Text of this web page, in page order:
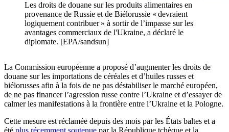
Les droits de douane sur les produits alimentaires en
provenance de Russie et de Biélorussie « devraient
logiquement contribuer » à sortir de l’impasse sur les
avantages commerciaux de l'Ukraine, a déclaré le
diplomate. [EPA/sandsun]
La Commission européenne a proposé d’augmenter les droits de
douane sur les importations de céréales et d’huiles russes et
biélorusses afin à la fois de ne pas déstabiliser le marché européen,
de ne pas financer l’agression russe contre l’Ukraine et d’essayer de
calmer les manifestations à la frontière entre l’Ukraine et la Pologne.
Cette mesure est réclamée depuis des mois par les États baltes et a